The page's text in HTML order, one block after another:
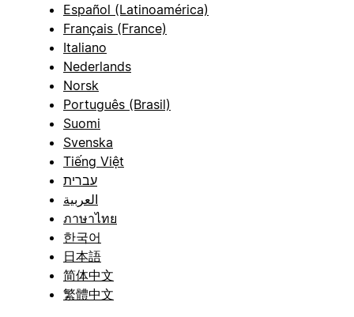
Español (Latinoamérica)
Français (France)
Italiano
Nederlands
Norsk
Português (Brasil)
Suomi
Svenska
Tiếng Việt
עברית
العربية
ภาษาไทย
한국어
日本語
简体中文
繁體中文